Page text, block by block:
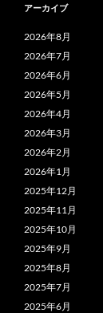
アーカイブ
2026年8月
2026年7月
2026年6月
2026年5月
2026年4月
2026年3月
2026年2月
2026年1月
2025年12月
2025年11月
2025年10月
2025年9月
2025年8月
2025年7月
2025年6月